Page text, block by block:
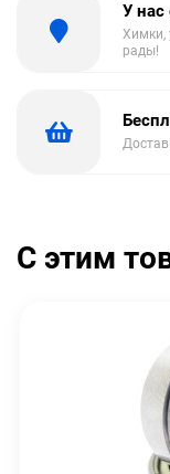
У нас
Химки,
рады!
С этим